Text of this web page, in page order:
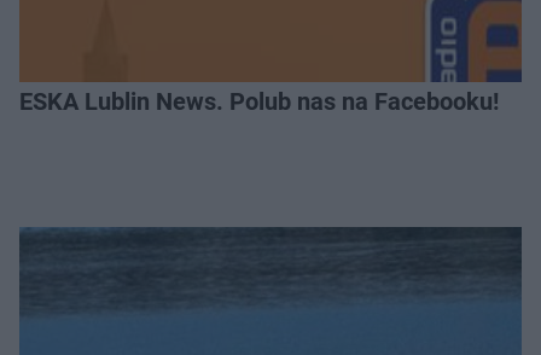
ESKA Lublin News. Polub nas na Facebooku!